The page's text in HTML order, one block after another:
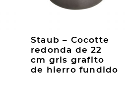
Staub – Cocotte
redonda de 22
cm gris grafito
de hierro fundido